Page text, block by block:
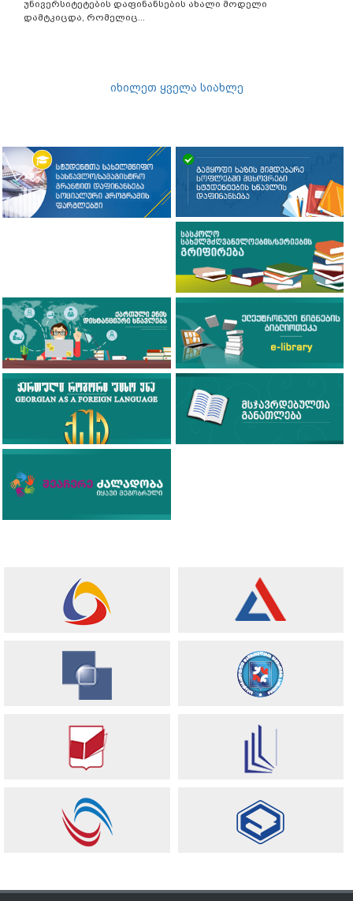
უნივერსიტეტების დაფინანსების ახალი მოდელი
დამტკიცდა, რომელიც...
იხილეთ ყველა სიახლე